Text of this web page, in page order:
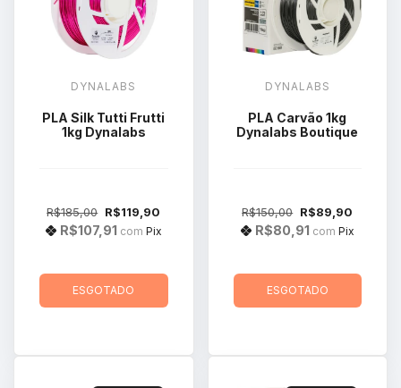
DYNALABS
PLA Silk Tutti Frutti
1kg Dynalabs
R$185,00 R$119,90
R$107,91 com Pix
ESGOTADO
DYNALABS
PLA Carvão 1kg
Dynalabs Boutique
R$150,00 R$89,90
R$80,91 com Pix
ESGOTADO